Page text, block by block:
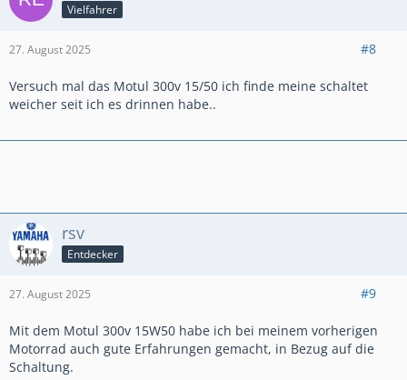
Vielfahrer
27. August 2025 #8
Versuch mal das Motul 300v 15/50 ich finde meine schaltet
weicher seit ich es drinnen habe..
rsv
Entdecker
27. August 2025 #9
Mit dem Motul 300v 15W50 habe ich bei meinem vorherigen
Motorrad auch gute Erfahrungen gemacht, in Bezug auf die
Schaltung.